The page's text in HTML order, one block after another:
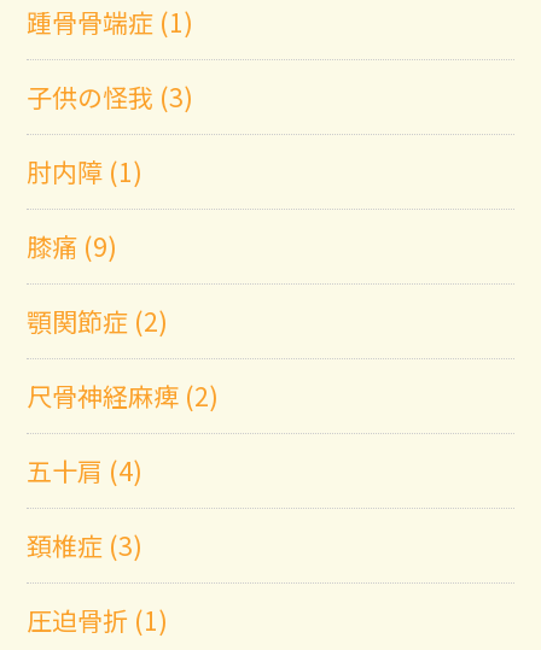
踵骨骨端症 (1)
子供の怪我 (3)
肘内障 (1)
膝痛 (9)
顎関節症 (2)
尺骨神経麻痺 (2)
五十肩 (4)
頚椎症 (3)
圧迫骨折 (1)